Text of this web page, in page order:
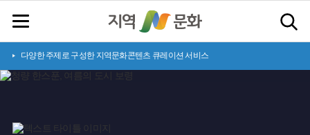
다양한 주제로 구성한 지역문화콘텐츠 큐레이션 서비스